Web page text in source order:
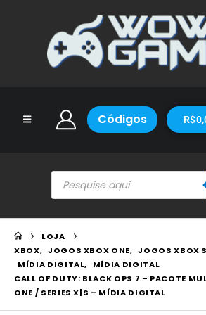
Códigos R$
LOJA
XBOX, JOGOS XBOX ONE, JOGOS XBOX
MÍDIA DIGITAL,
MÍDIA DIGITAL
CALL OF DUTY: BLACK OPS 7 – PACOTE
ONE / SERIES X|S – MÍDIA DIGITAL